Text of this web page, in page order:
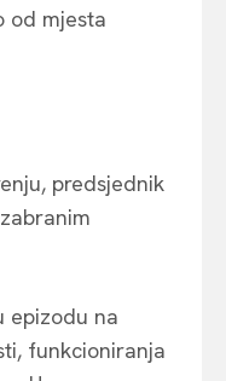
od mjesta
predsjednik
epizodu na
funkcioniranja